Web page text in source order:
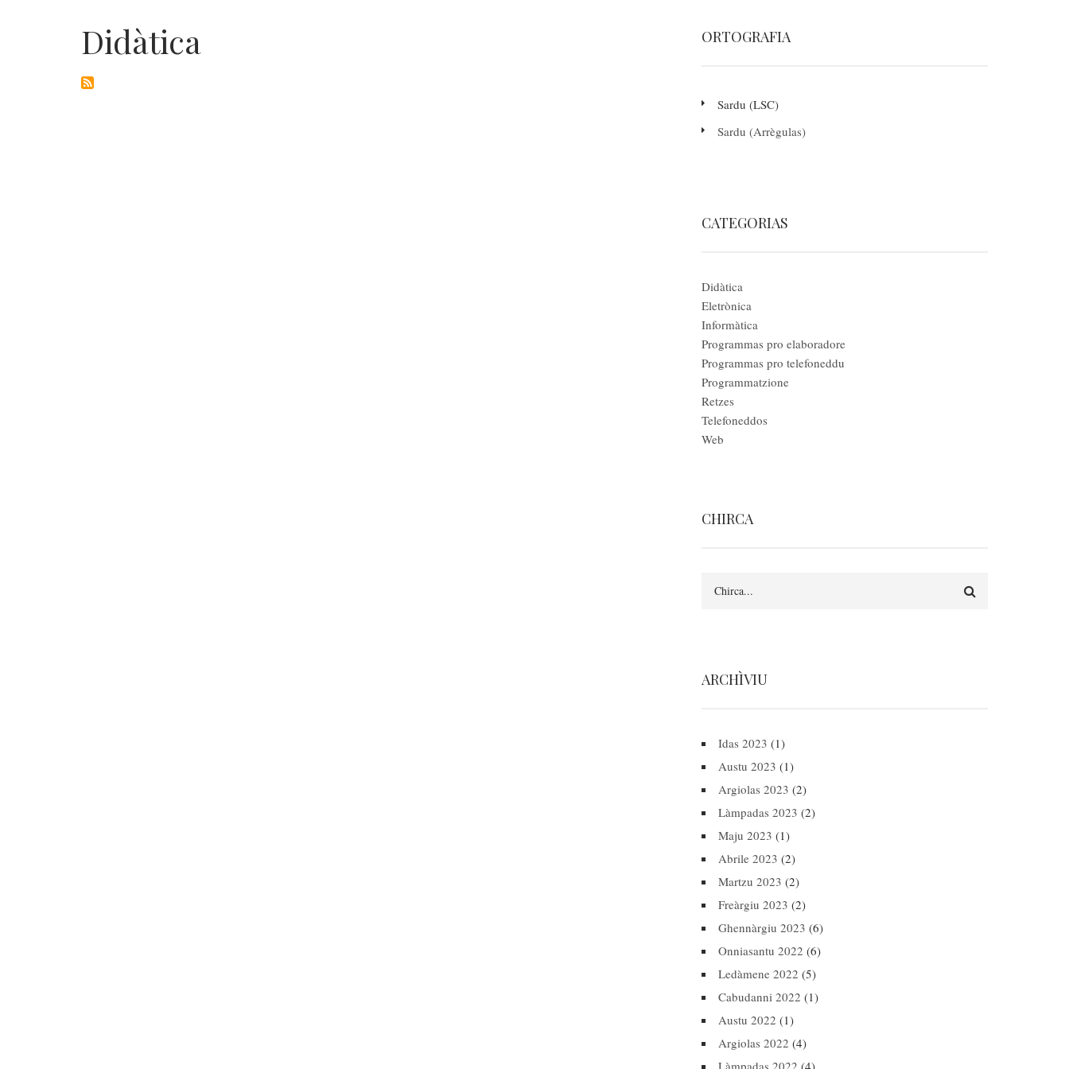
Didàtica ORTOGRAFIA
Sardu (LSC)
Sardu (Arrègulas)
CATEGORIAS
Didàtica
Eletrònica
Informàtica
Programmas pro elaboradore
Programmas pro telefoneddu
Programmatzione
Retzes
Telefoneddos
Web
CHIRCA
ARCHÌVIU
Idas 2023 (1)
Austu 2023 (1)
Argiolas 2023 (2)
Làmpadas 2023 (2)
Maju 2023 (1)
Abrile 2023 (2)
Martzu 2023 (2)
Freàrgiu 2023 (2)
Ghennàrgiu 2023 (6)
Onniasantu 2022 (6)
Ledàmene 2022 (5)
Cabudanni 2022 (1)
Austu 2022 (1)
Argiolas 2022 (4)
Làmpadas 2022 (4)